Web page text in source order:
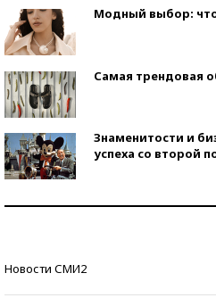
Модный выбор: что
Самая трендовая
Знаменитости и
успеха со второй
Новости СМИ2